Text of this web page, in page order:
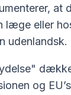
læge eller
udenlandsk.
og